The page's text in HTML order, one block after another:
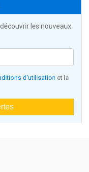
les nouveaux
d'utilisation et la